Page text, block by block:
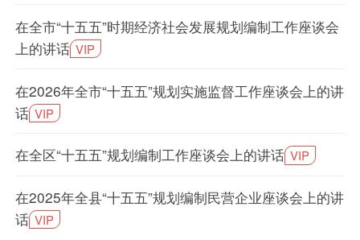
在全市“十五五”时期经济社会发展规划编制工作座谈会
上的讲话 VIP
在2026年全市“十五五”规划实施监督工作座谈会上的讲
话 VIP
在全区“十五五”规划编制工作座谈会上的讲话 VIP
在2025年全县“十五五”规划编制民营企业座谈会上的讲
话 VIP